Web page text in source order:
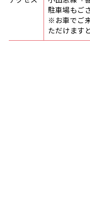
駐車場もご
※お車でご
ただけます